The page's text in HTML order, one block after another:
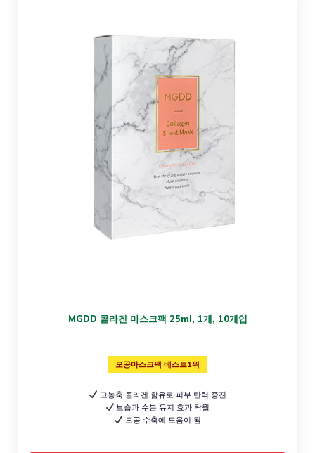
MGDD 콜라겐 마스크팩 25ml, 1개, 10개입
모공마스크팩 베스트1위
고농축 콜라겐 함유로 피부 탄력 증진
보습과 수분 유지 효과 탁월
모공 수축에 도움이 됨